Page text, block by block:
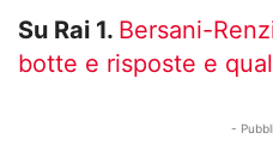
Su Rai 1. Bersani-
botte e risposte e
-